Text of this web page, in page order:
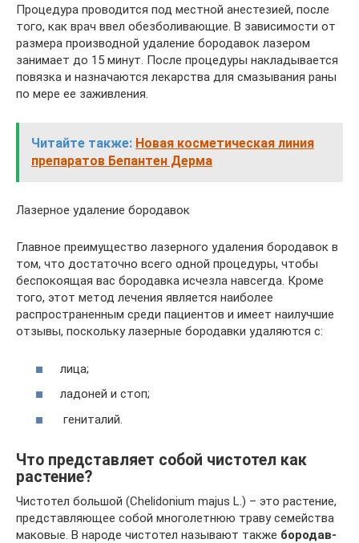
Процедура проводится под местной анестезией, после
того, как врач ввел обезболивающие. В зависимости от
размера производной удаление бородавок лазером
занимает до 15 минут. После процедуры накладывается
повязка и назначаются лекарства для смазывания раны
по мере ее заживления.
Читайте также: Новая косметическая линия
препаратов Бепантен Дерма
Лазерное удаление бородавок
Главное преимущество лазерного удаления бородавок в
том, что достаточно всего одной процедуры, чтобы
беспокоящая вас бородавка исчезла навсегда. Кроме
того, этот метод лечения является наиболее
распространенным среди пациентов и имеет наилучшие
отзывы, поскольку лазерные бородавки удаляются с:
лица;
ладоней и стоп;
гениталий.
Что представляет собой чистотел как
растение?
Чисто­тел боль­шой (Chelidonium majus L.) – это рас­те­ние,
пред­став­ля­ю­щее собой мно­го­лет­нюю тра­ву семей­ства
мако­вые. В наро­де чисто­тел назы­ва­ют так­же боро­дав­